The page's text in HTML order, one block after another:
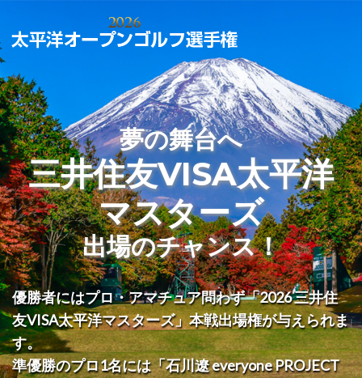
夢の舞台へ
三井住友VISA太平洋
マスターズ
出場のチャンス！
優勝者にはプロ・アマチュア問わず「2026 三井住
友VISA太平洋マスターズ」本戦出場権が与えられま
す。
準優勝のプロ1名には「石川遼 everyone PROJECT